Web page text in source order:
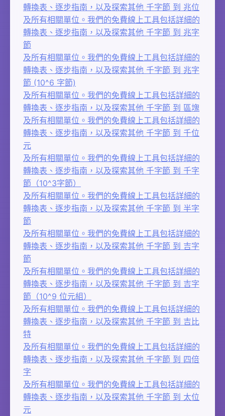
轉換表、逐步指南，以及探索其他 千字節 到 兆位
及所有相關單位。我們的免費線上工具包括詳細的
轉換表、逐步指南，以及探索其他 千字節 到 兆字
節
及所有相關單位。我們的免費線上工具包括詳細的
轉換表、逐步指南，以及探索其他 千字節 到 兆字
節 (10^6 字節)
及所有相關單位。我們的免費線上工具包括詳細的
轉換表、逐步指南，以及探索其他 千字節 到 區塊
及所有相關單位。我們的免費線上工具包括詳細的
轉換表、逐步指南，以及探索其他 千字節 到 千位
元
及所有相關單位。我們的免費線上工具包括詳細的
轉換表、逐步指南，以及探索其他 千字節 到 千字
節（10^3字節）
及所有相關單位。我們的免費線上工具包括詳細的
轉換表、逐步指南，以及探索其他 千字節 到 半字
節
及所有相關單位。我們的免費線上工具包括詳細的
轉換表、逐步指南，以及探索其他 千字節 到 吉字
節
及所有相關單位。我們的免費線上工具包括詳細的
轉換表、逐步指南，以及探索其他 千字節 到 吉字
節（10^9 位元組）
及所有相關單位。我們的免費線上工具包括詳細的
轉換表、逐步指南，以及探索其他 千字節 到 吉比
特
及所有相關單位。我們的免費線上工具包括詳細的
轉換表、逐步指南，以及探索其他 千字節 到 四倍
字
及所有相關單位。我們的免費線上工具包括詳細的
轉換表、逐步指南，以及探索其他 千字節 到 太位
元